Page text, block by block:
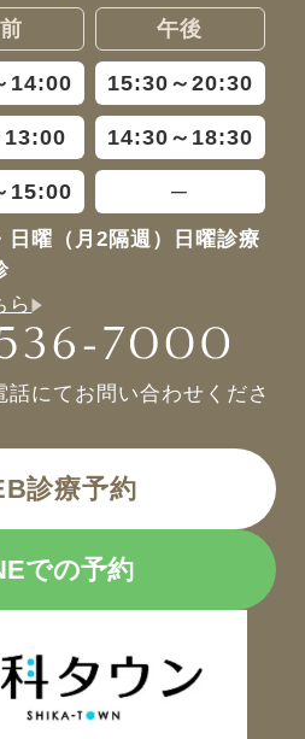
午後
14:00 15:30～20:30
14:30～18:30
15:00 ─
日曜（月2隔週）日曜診療
ら
にてお問い合わせくださ
診療予約
での予約